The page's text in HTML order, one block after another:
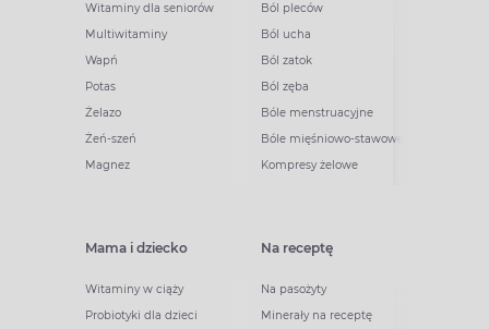
Witaminy dla seniorów
Multiwitaminy
Wapń
Potas
Żelazo
Żeń-szeń
Magnez
Ból pleców
Ból ucha
Ból zatok
Ból zęba
Bóle menstruacyjne
Bóle mięśniowo-stawowe
Kompresy żelowe
Mama i dziecko
Witaminy w ciąży
Probiotyki dla dzieci
Na receptę
Na pasożyty
Minerały na receptę